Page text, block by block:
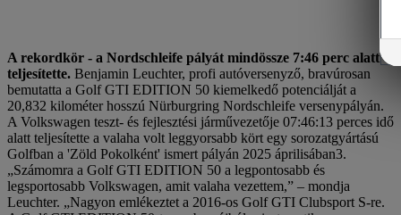
A rekordkör - a Nordschleife pályát mindössze 7:46 perc alatt
teljesítette. Benjamin Leuchter, profi autóversenyző, bravúrosan
bemutatta a Golf GTI EDITION 50 kiemelkedő potenciálját a
20,832 kilométer hosszú Nürburgring Nordschleife versenypályán.
A Volkswagen teszt- és fejlesztési járművezetője 07:46:13 perces idő
alatt teljesítette a valaha volt leggyorsabb kört egy sorozatgyártású
Golfban a 'Zöld Pokolként' ismert pályán 2025 áprilisában3.
„Számomra a Golf GTI EDITION 50 a legpontosabb és
legsportosabb Volkswagen, amit valaha vezettem,” – mondja
Leuchter. „Nagyon emlékeztet a 2016-os Golf GTI Clubsport S-re.